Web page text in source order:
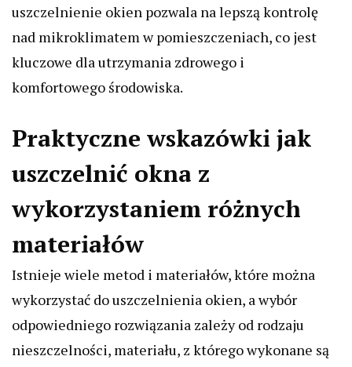
uszczelnienie okien pozwala na lepszą kontrolę
nad mikroklimatem w pomieszczeniach, co jest
kluczowe dla utrzymania zdrowego i
komfortowego środowiska.
Praktyczne wskazówki jak
uszczelnić okna z
wykorzystaniem różnych
materiałów
Istnieje wiele metod i materiałów, które można
wykorzystać do uszczelnienia okien, a wybór
odpowiedniego rozwiązania zależy od rodzaju
nieszczelności, materiału, z którego wykonane są